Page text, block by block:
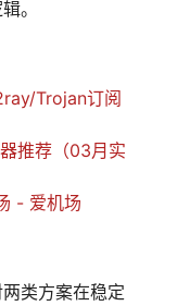
。
Trojan订阅
推荐（03月实
- 爱机场
类方案在稳定